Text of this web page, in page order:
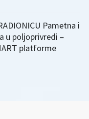
Pametna i
u poljoprivredi –
platforme